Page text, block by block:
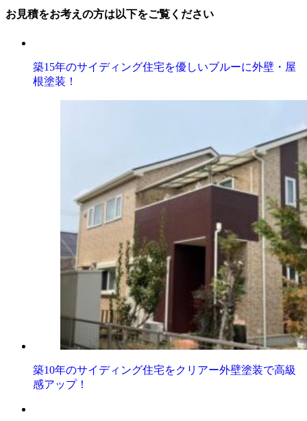
お見積をお考えの方は以下をご覧ください
築15年のサイディング住宅を優しいブルーに外壁・屋
根塗装！
築10年のサイディング住宅をクリアー外壁塗装で高級
感アップ！